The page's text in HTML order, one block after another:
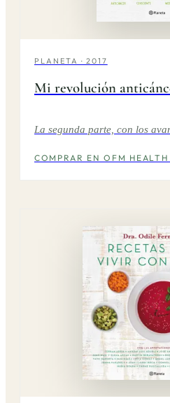
PLANETA · 2017
Mi revolución
La segunda parte, con los
COMPRAR EN OFM